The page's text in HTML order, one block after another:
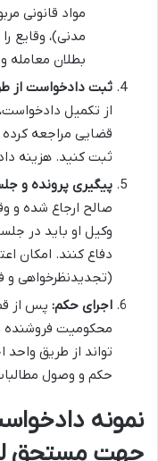
مدنی)، وقایع
بطلان معامله
ثبت دادخواست از
از تکمیل
قضایی مراجعه
ثبت کنید. هزینه
پیگیری پرونده و
صالح ارجاع شده و
وکیل او باید در
دفاع کنند. امکان
(تجدیدنظرخواهی و
اجرای حکم: پس از
محکومیت فروشنده
تواند از طریق
حکم و وصول
نمونه
جهت مستحق